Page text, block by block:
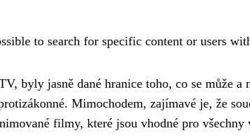
to search for specific content or users
byly jasně dané hranice toho, co se může
Mimochodem, zajímavé je, že
filmy, které jsou vhodné pro